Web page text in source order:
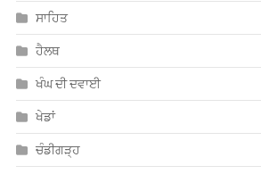
ਸਾਹਿਤ
ਹੈਲਥ
ਖੰਘ ਦੀ ਦਵਾਈ
ਖੇਡਾਂ
ਚੰਡੀਗੜ੍ਹ